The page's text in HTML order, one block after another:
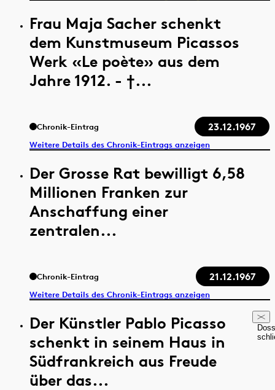
Frau Maja Sacher schenkt
dem Kunstmuseum Picassos
Werk «Le poète» aus dem
Jahre 1912. - †...
Chronik-Eintrag 23.12.1967
Weitere Details des Chronik-Eintrags anzeigen
Der Grosse Rat bewilligt 6,58
Millionen Franken zur
Anschaffung einer
zentralen...
Chronik-Eintrag 21.12.1967
Weitere Details des Chronik-Eintrags anzeigen
Der Künstler Pablo Picasso
schenkt in seinem Haus in
Südfrankreich aus Freude
über das...